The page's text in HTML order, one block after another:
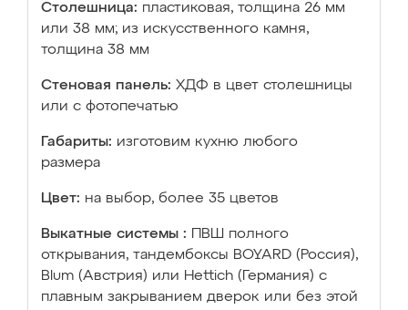
Столешница: пластиковая, толщина 26 мм
или 38 мм; из искусственного камня,
толщина 38 мм
Стеновая панель: ХДФ в цвет столешницы
или с фотопечатью
Габариты: изготовим кухню любого
размера
Цвет: на выбор, более 35 цветов
Выкатные системы :
ПВШ полного
открывания, тандембоксы BOYARD (Россия),
Blum (Австрия) или Hettich (Германия) с
плавным закрыванием дверок или без этой